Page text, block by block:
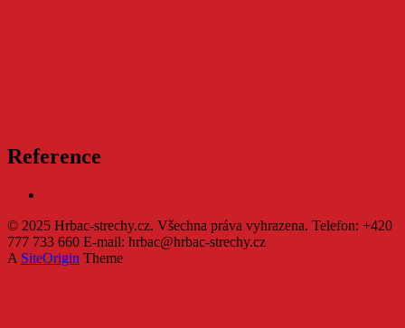
Reference
© 2025 Hrbac-strechy.cz. Všechna práva vyhrazena. Telefon: +420
777 733 660 E-mail: hrbac@hrbac-strechy.cz
A SiteOrigin Theme